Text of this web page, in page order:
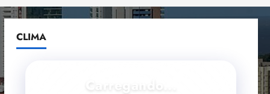
CLIMA
Carregando...